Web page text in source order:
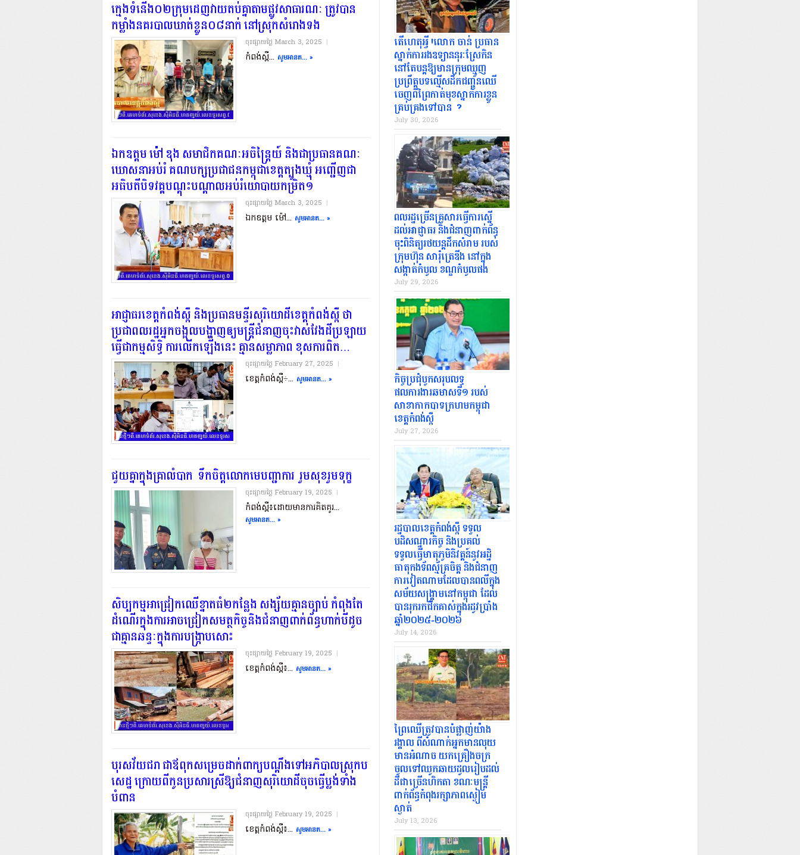
ក្មេង​ទំនើង​០២ក្រុមដេញវាយតប់គ្នាតាមផ្លូវសាធារណៈ​ ត្រូវបាន
កម្លាំងនគរបាល​ឃាត់ខ្លួន០៨នាក់ នៅស្រុកសំរោងទង..
ចុះផ្សាយថ្ងៃ​ March 3, 2025 |
កំពង់ស្ពឺ​... សូមអានត... »
ឯកឧត្តម ម៉ៅ ឌុង សមាជិកគណៈអចិន្ត្រៃយ៍ និងជាប្រធានគណៈ
ឃោសនាអប់រំ គណបក្សប្រជាជនកម្ពុជាខេត្តត្បូងឃ្មុំ​ អញ្ជើញ​ជា
អធិបតី​បិទ​វគ្គ​បណ្ដុះបណ្ដាល​អប់រំ​យោបាយ​កម្រិត​១
ចុះផ្សាយថ្ងៃ​ March 3, 2025 |
ឯកឧត្តម ម៉ៅ... សូមអានត... »
អាជ្ញាធរខេត្តកំពង់ស្ពឺ និងប្រធានមន្ទីរសុរិយោដីខេត្តកំពង់ស្ពឺ ថា
ប្រជាពលរដ្ឋអ្នកចង្អុលបង្ហាញឲ្យមន្ត្រីជំនាញចុះវាស់វែងដីប្រឡាយ
ធ្វើជាកម្មសិទ្ធិ ការលើកឡើងនេះ គ្មានសម្លាភាព ខុសការពិត…
ចុះផ្សាយថ្ងៃ​ February 27, 2025 |
ខេត្តកំពង់ស្ពឺ÷... សូមអានត... »
ជួយគ្នាក្នុងគ្រាលំបាក .ទឹកចិត្តលោកមេបញ្ជាការ .រួមសុខរួមទុក្ខ
ចុះផ្សាយថ្ងៃ​ February 19, 2025 |
កំពង់ស្ពឺ៖ដោយមានការគិតគូរ...
សូមអានត... »
សិប្បកម្មអាជ្រៀកឈើខ្នាតធំ២កន្លែង សង្ស័យគ្មានច្បាប់ កំពុងតែ
ដំណើរក្នុងការអាចជ្រៀកសមត្ថកិច្ចនិងជំនាញពាក់ព័ន្ធហាក់បីដូច
ជាគ្មានឆន្ទៈក្នុងការបង្ក្រាបសោះ..
ចុះផ្សាយថ្ងៃ​ February 19, 2025 |
ខេត្តកំពង់ស្ពឺ៖... សូមអានត... »
បុរសវ័យជរា ជាឪពុកសម្រេចដាក់ពាក្យបណ្តឹងទៅអភិបាលស្រុកប
សេដ្ឋ ក្រោយពីកូនប្រសារស្រីឱ្យជំនាញសុរិយោដីចុចធ្វើប្លង់ទាំង
បំពាន
ចុះផ្សាយថ្ងៃ​ February 19, 2025 |
ខេត្តកំពង់ស្ពឺ៖... សូមអានត... »
តើហេតុអ្វី.!លោក ចាន់ ប្រធាន
ស្នាក់ការរងឧទ្យាននុរៈស្រែកិន.
នៅតែបន្តឱ្យមានក្រុមឈ្មួញ
ប្រព្រឹត្តបទល្មើសដឹកជញ្ជូនឈើ
ចេញពីព្រៃកាត់មុខស្នាក់ការខ្លួន
គ្រប់គ្រងទៅបាន..?
July 30, 2026
ពលរដ្ឋច្រើនគ្រួសារធ្វើការស្នើ
ដល់អាជ្ញាធរ និងជំនាញពាក់ព័ន្ធ
ចុះពិនិត្យរថយន្តដឹកសំរាម របស់
ក្រុមហ៊ុន សារុំត្រេឌីង នៅក្នុង
សង្កាត់កំបូល ខណ្ឌកំបូលផង
July 29, 2026
កិច្ចប្រជុំបូកសរុបលទ្ធ
ផលការងារឆមាសទី១ របស់
សាខាកាកបាទក្រហមកម្ពុជា
ខេត្តកំពង់ស្ពឺ
July 27, 2026
រដ្ឋបាលខេត្តកំពង់ស្ពឺ ទទួល
បដិសណ្ឋារកិច្ច និងប្រគល់
ទទួលធ្វើមាតុភូមិនិវត្តន៍នូវអដ្ឋិ
ធាតុកងទ័ពស្ម័គ្រចិត្ត និងជំនាញ
ការវៀតណាមដែលបានពលីក្នុង
សម័យសង្រ្គាមនៅកម្ពុជា ដែល
បានរុករកជីកគាស់ក្នុងរដូវប្រាំង
ឆ្នាំ២០២៥-២០២៦
July 14, 2026
ព្រៃឈើត្រូវបានបំផ្លាញ់យ៉ាង
រង្គាល ពីសំណាក់អ្នកមានលុយ
មានអំណាច យកគ្រឿងចក្រ
ចូលទៅឈូកឆាយដូលរៀបដល់
ដីជាច្រើនហិកតា ខណៈមន្ត្រី
ពាក់ព័ន្ធកំពុងរក្សាភាពស្ងៀម
ស្ងាត់..
July 13, 2026